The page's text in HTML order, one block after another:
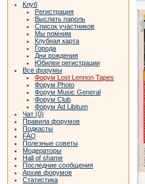
Клуб
Регистрация
Выслать пароль
Список участников
Мы помним
Клубная карта
Города
Дни рождения
Юбилеи регистрации
Все форумы
Форум Lost Lennon Tapes
Форум Photo
Форум Music General
Форум Club
Форум Ad Libitum
Чат (0)
Правила форумов
Подкасты
FAQ
Полезные советы
Модераторы
Hall of shame
Последние сообщения
Архив форумов
Статистика